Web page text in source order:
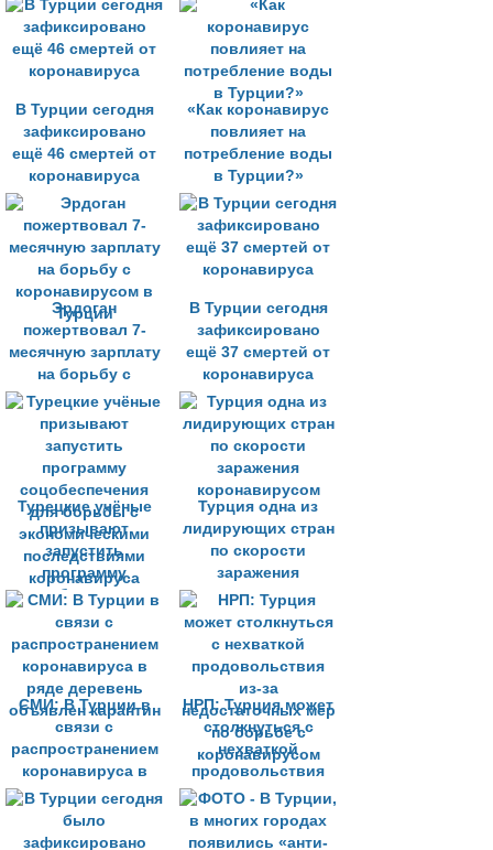
коронавируса
В Турции сегодня
зафиксировано
ещё 46 смертей от
коронавируса
«Как коронавирус
повлияет на
потребление воды
в Турции?»
Эрдоган
пожертвовал 7-
месячную зарплату
на борьбу с
коронавирусом в
Турции
В Турции сегодня
зафиксировано
ещё 37 смертей от
коронавируса
Турецкие учёные
призывают
запустить
программу
соцобеспечения
для борьбы с
экономическими
последствиями
коронавируса
Турция одна из
лидирующих стран
по скорости
заражения
коронавирусом
СМИ: В Турции в
связи с
распространением
коронавируса в
ряде деревень
объявлен карантин
НРП: Турция может
столкнуться с
нехваткой
продовольствия
из-за
недостаточных мер
по борьбе с